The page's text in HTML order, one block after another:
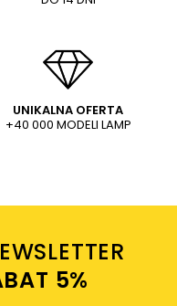
UNIKALNA OFERTA
+40 000 MODELI LAMP
5%ㅤ